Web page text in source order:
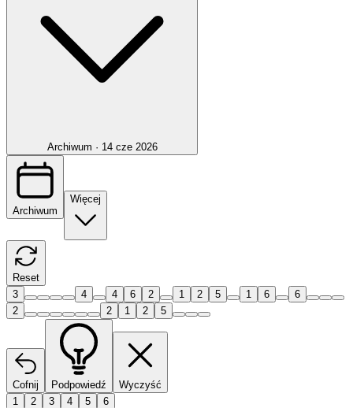
Archiwum · 14 cze 2026
Archiwum
Więcej
Reset
3
4 4 6 2 1 2 5 1 6
6
2
2 1 2 5
Cofnij Podpowiedź
Wyczyść
1
2 3 4 5 6